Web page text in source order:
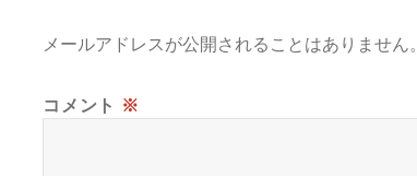
メールアドレスが公開されることはありません。
コメント ※